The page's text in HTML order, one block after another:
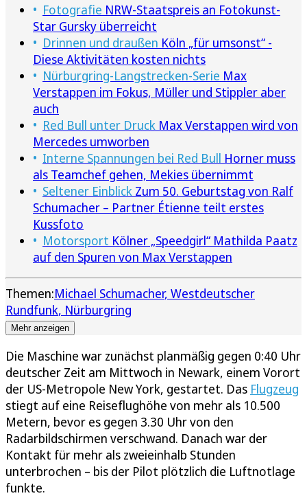
Fotografie NRW-Staatspreis an Fotokunst-
Star Gursky überreicht
Drinnen und draußen Köln „für umsonst“ -
Diese Aktivitäten kosten nichts
Nürburgring-Langstrecken-Serie Max
Verstappen im Fokus, Müller und Stippler aber
auch
Red Bull unter Druck Max Verstappen wird von
Mercedes umworben
Interne Spannungen bei Red Bull Horner muss
als Teamchef gehen, Mekies übernimmt
Seltener Einblick Zum 50. Geburtstag von Ralf
Schumacher – Partner Étienne teilt erstes
Kussfoto
Motorsport Kölner „Speedgirl“ Mathilda Paatz
auf den Spuren von Max Verstappen
Themen:Michael Schumacher Westdeutscher
Rundfunk Nürburgring
Mehr anzeigen
Die Maschine war zunächst planmäßig gegen 0:40 Uhr
deutscher Zeit am Mittwoch in Newark, einem Vorort
der US-Metropole New York, gestartet. Das Flugzeug
stiegt auf eine Reiseflughöhe von mehr als 10.500
Metern, bevor es gegen 3.30 Uhr von den
Radarbildschirmen verschwand. Danach war der
Kontakt für mehr als zweieinhalb Stunden
unterbrochen – bis der Pilot plötzlich die Luftnotlage
funkte.